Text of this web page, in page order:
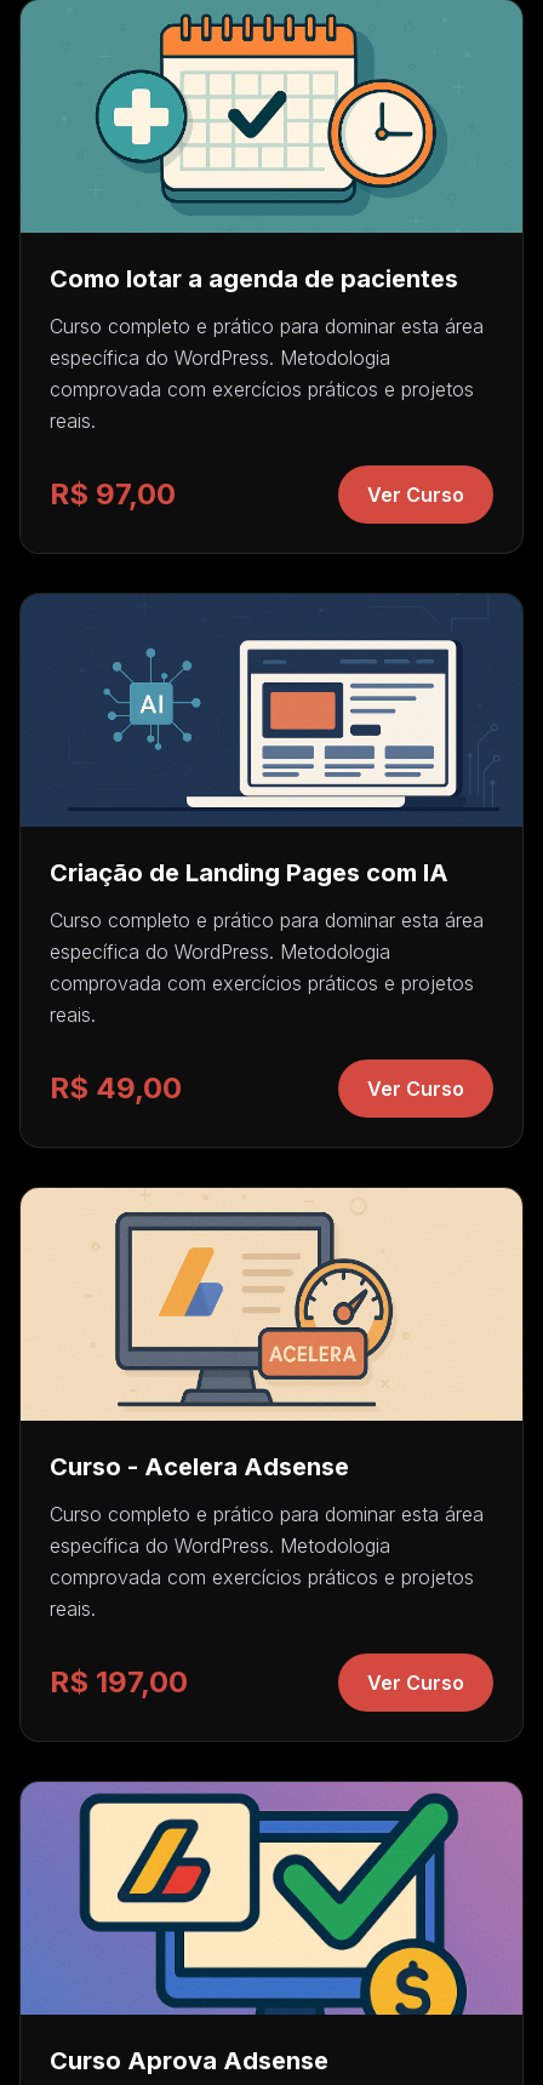
Como lotar a agenda de pacientes
Curso completo e prático para dominar esta área
específica do WordPress. Metodologia
comprovada com exercícios práticos e projetos
reais.
R$ 97,00 Ver Curso
Criação de Landing Pages com IA
Curso completo e prático para dominar esta área
específica do WordPress. Metodologia
comprovada com exercícios práticos e projetos
reais.
R$ 49,00 Ver Curso
Curso - Acelera Adsense
Curso completo e prático para dominar esta área
específica do WordPress. Metodologia
comprovada com exercícios práticos e projetos
reais.
R$ 197,00 Ver Curso
Curso Aprova Adsense